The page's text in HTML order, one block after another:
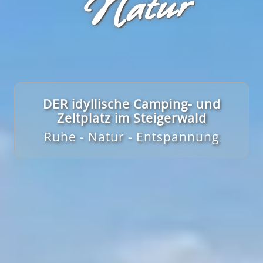
DER idyllische Camping- und
Zeltplatz im Steigerwald
Ruhe - Natur - Entspannung